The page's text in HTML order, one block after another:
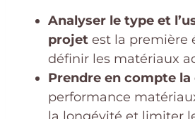
Analyser le type et
projet est la première
définir les matériaux
Prendre en compte
performance